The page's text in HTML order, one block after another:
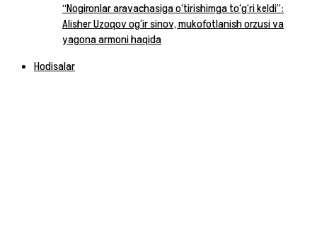
“Nogironlar aravachasiga o‘tirishimga to‘g‘ri keldi”:
Alisher Uzoqov og‘ir sinov, mukofotlanish orzusi va
yagona armoni haqida
Hodisalar